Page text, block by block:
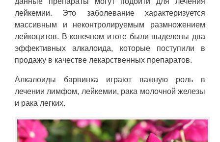
лейкемии. Это заболевание характеризуется
массивным и неконтролируемым размножением
лейкоцитов. В конечном итоге были выделены два
эффективных алкалоида, которые поступили в
продажу в качестве лекарственных препаратов.
Алкалоиды барвинка играют важную роль в
лечении лимфом, лейкемии, рака молочной железы
и рака легких.